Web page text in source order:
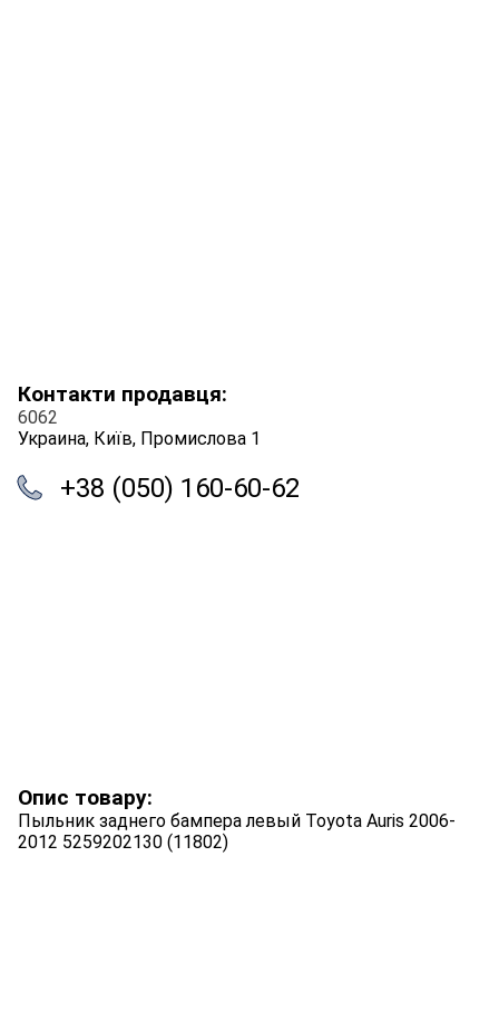
Контакти продавця:
6062
Украина, Київ, Промислова 1
+38 (050) 160-60-62
Опис товару:
Пыльник заднего бампера левый Toyota Auris 2006-
2012 5259202130 (11802)